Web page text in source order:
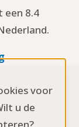
voor
u de
een 8.4